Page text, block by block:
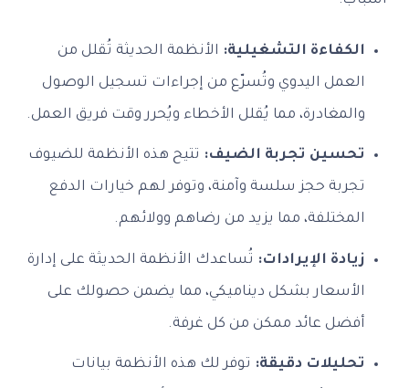
الكفاءة التشغيلية: الأنظمة الحديثة تُقلل من
العمل اليدوي وتُسرّع من إجراءات تسجيل الوصول
والمغادرة، مما يُقلل الأخطاء ويُحرر وقت فريق العمل.
تحسين تجربة الضيف: تتيح هذه الأنظمة للضيوف
تجربة حجز سلسة وآمنة، وتوفر لهم خيارات الدفع
المختلفة، مما يزيد من رضاهم وولائهم.
زيادة الإيرادات: تُساعدك الأنظمة الحديثة على إدارة
الأسعار بشكل ديناميكي، مما يضمن حصولك على
أفضل عائد ممكن من كل غرفة.
تحليلات دقيقة: توفر لك هذه الأنظمة بيانات